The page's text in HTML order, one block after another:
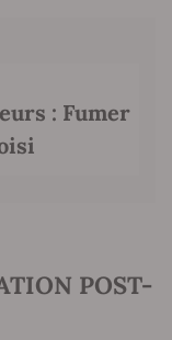
: Fumer
POST-